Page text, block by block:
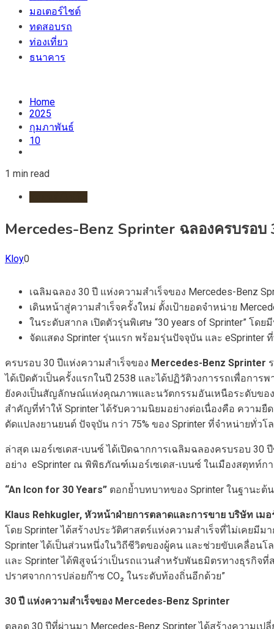
มอเตอร์ไชต์
ทดสอบรถ
ท่องเที่ยว
ธนาคาร
Home
2025
กุมภาพันธ์
10
1 min read
Mercedes-Benz Sprinter ฉลองครบรอ
Kloy0
เฉลิมฉลอง 30 ปี แห่งความสำเร็จของ Mercedes-
เดินหน้าสู่ความสำเร็จครั้งใหม่ ตั้งเป้ายอดจำหน่าย
ในระดับสากล เปิดตัวรุ่นพิเศษ “30 years of Sprinter” โด
จัดแสดง Sprinter รุ่นแรก พร้อมรุ่นปัจจุบัน และ
ครบรอบ 30 ปีแห่งความสำเร็จของ Mercedes-Benz Sprinter
ได้เปิดตัวเป็นครั้งแรกในปี 2538 และได้ปฏิวัติวงการรถเพื่อกา
ยังคงเป็นสัญลักษณ์แห่งคุณภาพและนวัตกรรมอันเหนือระดับขอ
สำคัญที่ทำให้ Sprinter ได้รับความนิยมอย่างต่อเนื่องคือ ความ
ดัดแปลงยานยนต์ ปัจจุบัน กว่า 75% ของ Sprinter ที่จำหน่ายทั่ว
ล่าสุด เมอร์เซเดส-เบนซ์ ได้เปิดฉากการเฉลิมฉลองครบรอบ
อย่าง eSprinter ณ พิพิธภัณฑ์เมอร์เซเดส-เบนซ์ ในเมืองสตุทท์ก
“An Icon for 30 Years” ตอกย้ำบทบาทของ Sprinter ในฐานะ
Klaus Rehkugler, หัวหน้าฝ่ายการตลาดและการขาย บริษัท เมอ
โดย Sprinter ได้สร้างประวัติศาสตร์แห่งความสำเร็จที่ไม่เคย
Sprinter ได้เป็นส่วนหนึ่งในวิถีชีวิตของผู้คน และช่วยขับเคลื่อน
และ Sprinter ได้พิสูจน์ว่าเป็นรถแวนสำหรับพันธมิตรทางธุรกิจ
ปราศจากการปล่อยก๊าซ CO₂ ในระดับท้องถิ่นอีกด้วย”
30 ปี แห่งความสำเร็จของ Mercedes-Benz Sprinter
ตลอด 30 ปีที่ผ่านมา Mercedes-Benz Sprinter ได้สร้างความ